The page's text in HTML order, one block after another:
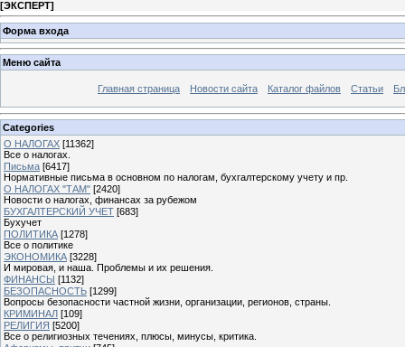
[ЭКСПЕРТ]
Форма входа
Меню сайта
Главная страница Новости сайта Каталог файлов Статьи
Categories
О НАЛОГАХ [11362]
Все о налогах.
Письма [6417]
Нормативные письма в основном по налогам, бухгалтерскому учету и пр.
О НАЛОГАХ "ТАМ" [2420]
Новости о налогах, финансах за рубежом
БУХГАЛТЕРСКИЙ УЧЕТ [683]
Бухучет
ПОЛИТИКА [1278]
Все о политике
ЭКОНОМИКА [3228]
И мировая, и наша. Проблемы и их решения.
ФИНАНСЫ [1132]
БЕЗОПАСНОСТЬ [1299]
Вопросы безопасности частной жизни, организации, регионов, страны.
КРИМИНАЛ [109]
РЕЛИГИЯ [5200]
Все о религиозных течениях, плюсы, минусы, критика.